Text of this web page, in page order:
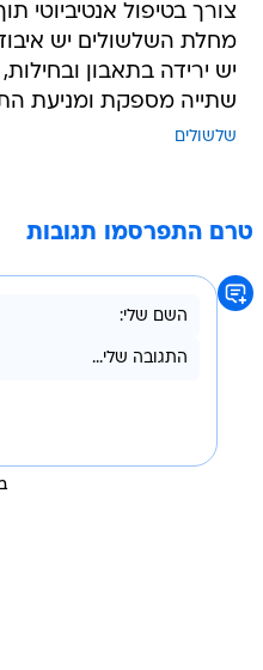
מחלת השלשולים יש
יש ירידה בתאבון
שתייה מספקת ומניעת
שלשולים
טרם התפרסמו תגובות